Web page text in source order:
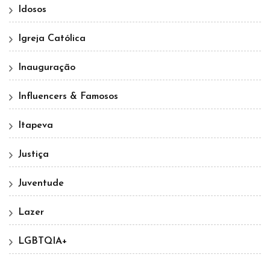
Idosos
Igreja Católica
Inauguração
Influencers & Famosos
Itapeva
Justiça
Juventude
Lazer
LGBTQIA+